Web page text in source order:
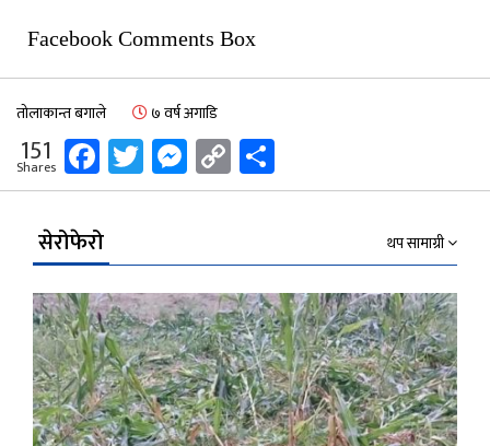
Facebook Comments Box
तोलाकान्त बगाले ७ वर्ष अगाडि
151
Shares Facebook
Twitter
Messenger
Copy
Link
सेरोफेरो थप सामाग्री